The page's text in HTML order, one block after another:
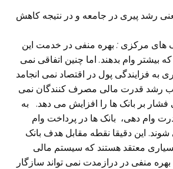
رشد پیری در جامعه و در نتیجه کاهش
های مرکزی : بهره منفی‌ در خدمت این
بیشتر وام بدهند. اما چنین اتفاقی نمی
به فزایندگی پول در اقتصاد نمی انجامد
رشد قدرت مالی‌ مصرف کنندگان نمی
بر بانک ها را افزایش می‌ دهد.
به
وام دهی‌، بانک ها در پرداخت وام
این دقیقا نقطه مقابل هدف بانک
معتقد هستند که سیستم مالی‌
منفی‌ در درازمدت نمی تواند سازگار